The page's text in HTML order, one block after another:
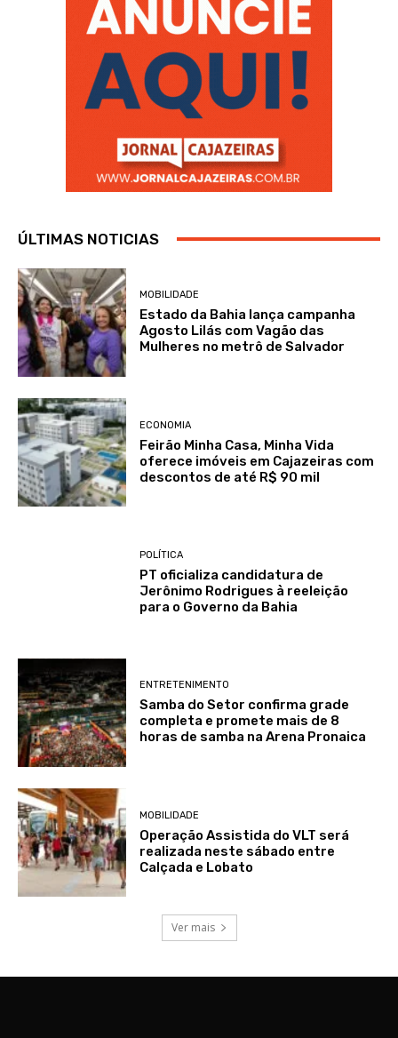
ÚLTIMAS NOTICIAS
MOBILIDADE
Estado da Bahia lança campanha
Agosto Lilás com Vagão das
Mulheres no metrô de Salvador
ECONOMIA
Feirão Minha Casa, Minha Vida
oferece imóveis em Cajazeiras com
descontos de até R$ 90 mil
POLÍTICA
PT oficializa candidatura de
Jerônimo Rodrigues à reeleição
para o Governo da Bahia
ENTRETENIMENTO
Samba do Setor confirma grade
completa e promete mais de 8
horas de samba na Arena Pronaica
MOBILIDADE
Operação Assistida do VLT será
realizada neste sábado entre
Calçada e Lobato
Ver mais